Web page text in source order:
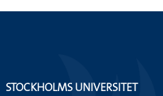
STOCKHOLMS UNIVERSITET